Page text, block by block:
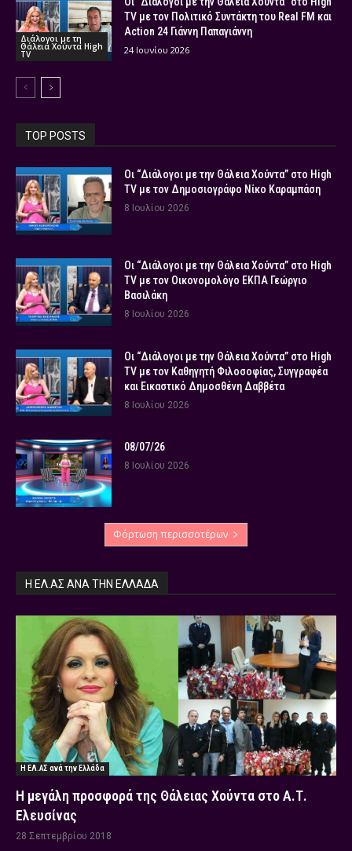
Διάλογοι με τη
Θάλεια Χούντα High
TV
TV με τον Πολιτικό Συντάκτη του Real FM και
Action 24 Γιάννη Παπαγιάννη
24 Ιουνίου 2026
TOP POSTS
Οι “Διάλογοι με την Θάλεια Χούντα” στο High
TV με τον Δημοσιογράφο Νίκο Καραμπάση
8 Ιουλίου 2026
Οι “Διάλογοι με την Θάλεια Χούντα” στο High
TV με τον Οικονομολόγο ΕΚΠΑ Γεώργιο
Βασιλάκη
8 Ιουλίου 2026
Οι “Διάλογοι με την Θάλεια Χούντα” στο High
TV με τον Καθηγητή Φιλοσοφίας, Συγγραφέα
και Εικαστικό Δημοσθένη Δαββέτα
8 Ιουλίου 2026
08/07/26
8 Ιουλίου 2026
Φόρτωση περισσοτέρων
Η ΕΛ.ΑΣ ΑΝΆ ΤΗΝ ΕΛΛΆΔΑ
Η ΕΛ.ΑΣ ανά την Ελλάδα
Η μεγάλη προσφορά της Θάλειας Χούντα στο Α.Τ.
Ελευσίνας
28 Σεπτεμβρίου 2018